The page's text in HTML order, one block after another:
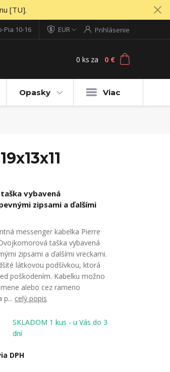
[TU].
EUR Prihlásenie
Pia 10-16
0 ks za 0 €
Opasky Viac
vybavená
zipsami a ďalšími
messenger kabelka Pierre
taška vybavená
zipsami a ďalšími vreckami.
látkovou podšívkou, ktorá
poškodením. Kabelku možno
alebo cez rameno
p... celý popis
SKLADOM 1 kus - u Vás do 3
dní
DPH